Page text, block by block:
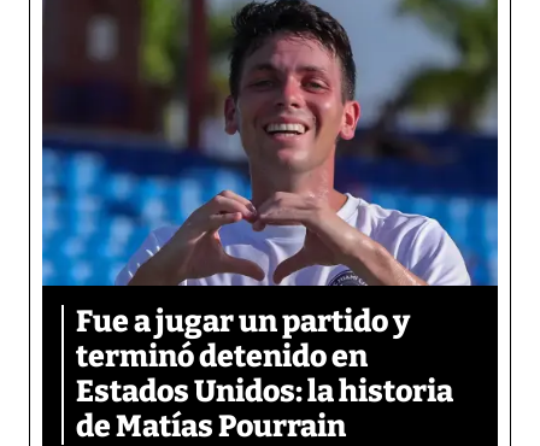
Fue a jugar un partido y
terminó detenido en
Estados Unidos: la historia
de Matías Pourrain